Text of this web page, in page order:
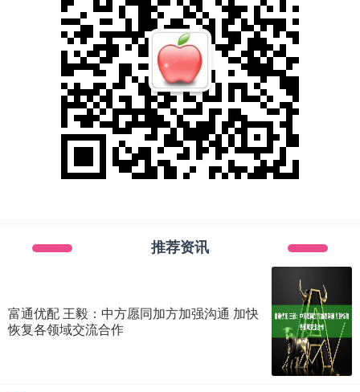
推荐资讯
富通优配 王毅：中方愿同加方加强沟通 加快
恢复各领域交流合作